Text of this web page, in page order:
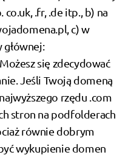
.fr, .de itp., b) na
c) w
się zdecydować
Jeśli Twoją domeną
rzędu .com
stron na podfolderach
równie dobrym
wykupienie domen